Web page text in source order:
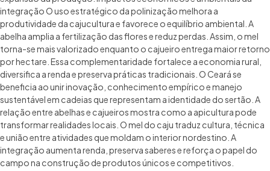
integração O uso estratégico da polinização melhora a
produtividade da cajucultura e favorece o equilíbrio ambiental. A
abelha amplia a fertilização das flores e reduz perdas. Assim, o mel
torna-se mais valorizado enquanto o cajueiro entrega maior retorno
por hectare. Essa complementaridade fortalece a economia rural,
diversifica a renda e preserva práticas tradicionais. O Ceará se
beneficia ao unir inovação, conhecimento empírico e manejo
sustentável em cadeias que representam a identidade do sertão. A
relação entre abelhas e cajueiros mostra como a apicultura pode
transformar realidades locais. O mel do caju traduz cultura, técnica
e união entre atividades que moldam o interior nordestino. A
integração aumenta renda, preserva saberes e reforça o papel do
campo na construção de produtos únicos e competitivos.